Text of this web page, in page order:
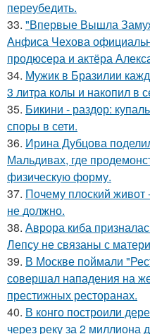
переубедить.
33. "Впервые Вышла
Анфиса Чехова
продюсера и актёра
34. Мужик в Бразилии
3 литра колы и накопил в
35. Бикини - раздор:
споры в сети.
36. Ирина Дубцова
Мальдивах, где
физическую форму.
37. Почему плоский живот
не должно.
38. Аврора киба
Лепсу не связаны с
39. В Москве поймали
совершал нападения на
престижных ресторанах.
40. В конго построили
через реку за 2 миллиона